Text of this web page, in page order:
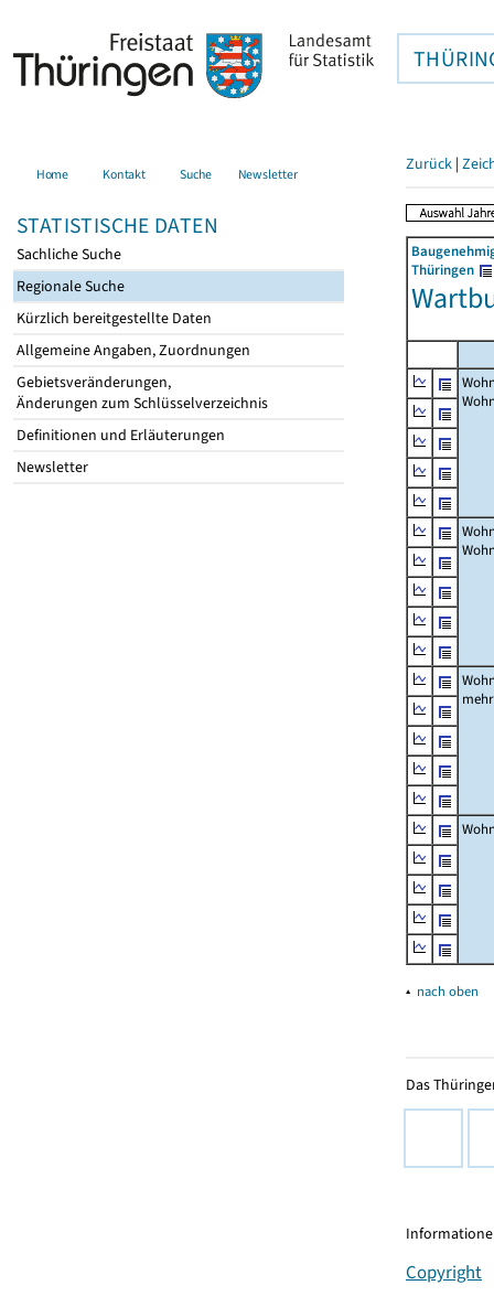
Home Kontakt Suche Newsletter
STATISTISCHE DATEN
Sachliche Suche
Regionale Suche
Kürzlich bereitgestellte Daten
Allgemeine Angaben, Zuordnungen
Gebietsveränderungen,
Änderungen zum Schlüsselverzeichnis
Definitionen und Erläuterungen
Newsletter
Zurück |
Thüringen
▴ nach oben
Das
Copyright